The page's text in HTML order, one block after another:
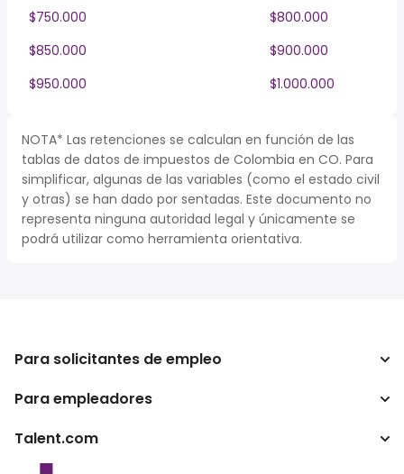
$750.000
$800.000
$850.000
$900.000
$950.000
$1.000.000
NOTA* Las retenciones se calculan en función de las
tablas de datos de impuestos de Colombia en CO. Para
simplificar, algunas de las variables (como el estado civil
y otras) se han dado por sentadas. Este documento no
representa ninguna autoridad legal y únicamente se
podrá utilizar como herramienta orientativa.
Para solicitantes de empleo
Buscador de trabajo
Para empleadores
Empresa
Talent.com